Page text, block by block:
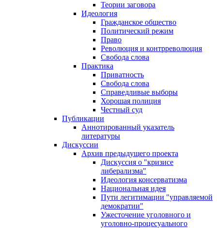
Теории заговора
Идеология
Гражданское общество
Политический режим
Право
Революция и контрреволюция
Свобода слова
Практика
Приватность
Свобода слова
Справедливые выборы
Хорошая полиция
Честный суд
Публикации
Аннотированный указатель
литературы
Дискуссии
Архив предыдущего проекта
Дискуссия о "кризисе
либерализма"
Идеология консерватизма
Национальная идея
Пути легитимации "управляемой
демократии"
Ужесточение уголовного и
уголовно-процесуального